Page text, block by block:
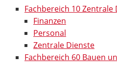
Fachbereich 10 Zentrale
Finanzen
Personal
Zentrale Dienste
Fachbereich 60 Bauen